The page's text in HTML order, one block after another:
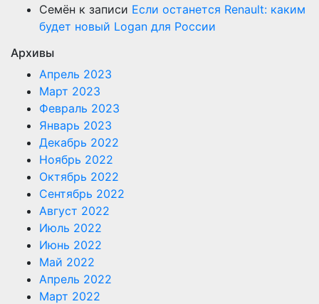
Семён к записи Если останется Renault: каким
будет новый Logan для России
Архивы
Апрель 2023
Март 2023
Февраль 2023
Январь 2023
Декабрь 2022
Ноябрь 2022
Октябрь 2022
Сентябрь 2022
Август 2022
Июль 2022
Июнь 2022
Май 2022
Апрель 2022
Март 2022